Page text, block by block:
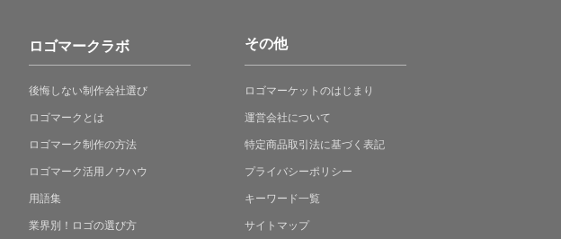
ロゴマークラボ
後悔しない制作会社選び
ロゴマークとは
ロゴマーク制作の方法
ロゴマーク活用ノウハウ
用語集
業界別！ロゴの選び方
その他
ロゴマーケットのはじまり
運営会社について
特定商品取引法に基づく表記
プライバシーポリシー
キーワード一覧
サイトマップ